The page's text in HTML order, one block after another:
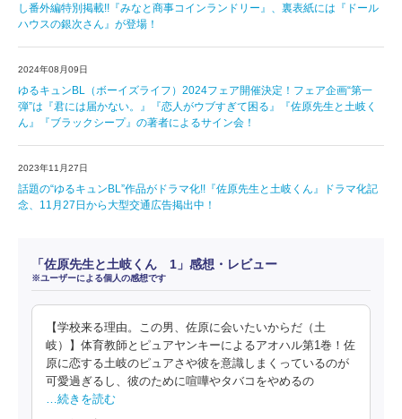
し番外編特別掲載!!『みなと商事コインランドリー』、裏表紙には『ドール
ハウスの銀次さん』が登場！
2024年08月09日
ゆるキュンBL（ボーイズライフ）2024フェア開催決定！フェア企画“第一
弾”は『君には届かない。』『恋人がウブすぎて困る』『佐原先生と土岐く
ん』『ブラックシープ』の著者によるサイン会！
2023年11月27日
話題の“ゆるキュンBL”作品がドラマ化!!『佐原先生と土岐くん』ドラマ化記
念、11月27日から大型交通広告掲出中！
「佐原先生と土岐くん 1」感想・レビュー
※ユーザーによる個人の感想です
【学校来る理由。この男、佐原に会いたいからだ（土
岐）】体育教師とピュアヤンキーによるアオハル第1巻！佐
原に恋する土岐のピュアさや彼を意識しまくっているのが
可愛過ぎるし、彼のために喧嘩やタバコをやめるの
…続きを読む